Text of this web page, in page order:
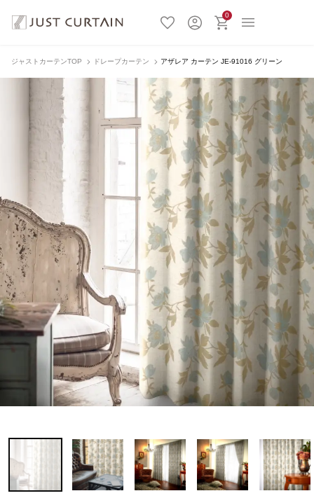
0
ジャストカーテンTOP ドレープカーテン アザレア カーテン JE-91016 グリーン